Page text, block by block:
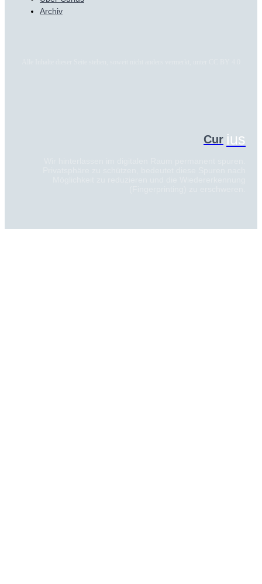
Archiv
Cur ius